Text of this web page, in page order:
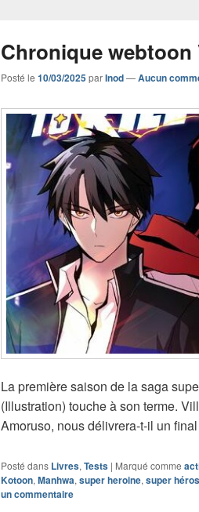
Chronique
Posté le 10/03/2025parInod—Aucun
La première saison de la saga
(Illustration) touche à son terme.
Amoruso, nous délivrera-t-il un
Posté dans Livres,Tests | Marqué comme
Kotoon,Manhwa,super heroine,super héros
un commentaire